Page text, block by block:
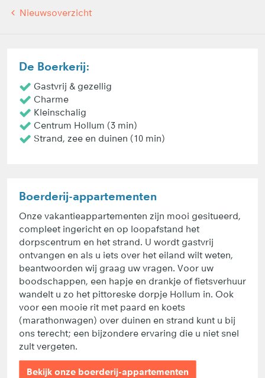
Nieuwsoverzicht
De Boerkerij:
Gastvrij & gezellig
Charme
Kleinschalig
Centrum Hollum (3 min)
Strand, zee en duinen (10 min)
Boerderij-appartementen
Onze vakantieappartementen zijn mooi gesitueerd,
compleet ingericht en op loopafstand het
dorpscentrum en het strand. U wordt gastvrij
ontvangen en als u iets over het eiland wilt weten,
beantwoorden wij graag uw vragen. Voor uw
boodschappen, een hapje en drankje of fietsverhuur
wandelt u zo het pittoreske dorpje Hollum in. Ook
voor een mooie rit met paard en koets
(marathonwagen) over duinen en strand kunt u bij
ons terecht; een bijzondere ervaring die u niet snel
zult vergeten.
Bekijk onze boerderij-appartementen